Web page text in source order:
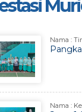
Nama :
Nama :